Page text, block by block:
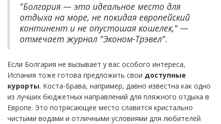
"Болгария — это идеальное место для
отдыха на море, не покидая европейский
континент и не опустошая кошелек," —
отмечает журнал "Эконом-Трэвел".
Если Болгария не вызывает у вас особого интереса,
Испания тоже готова предложить свои доступные
курорты. Коста-Брава, например, давно известна как одно
из лучших бюджетных направлений для пляжного отдыха в
Европе. Это потрясающее место славится кристально
чистыми водами и отличными условиями для любителей